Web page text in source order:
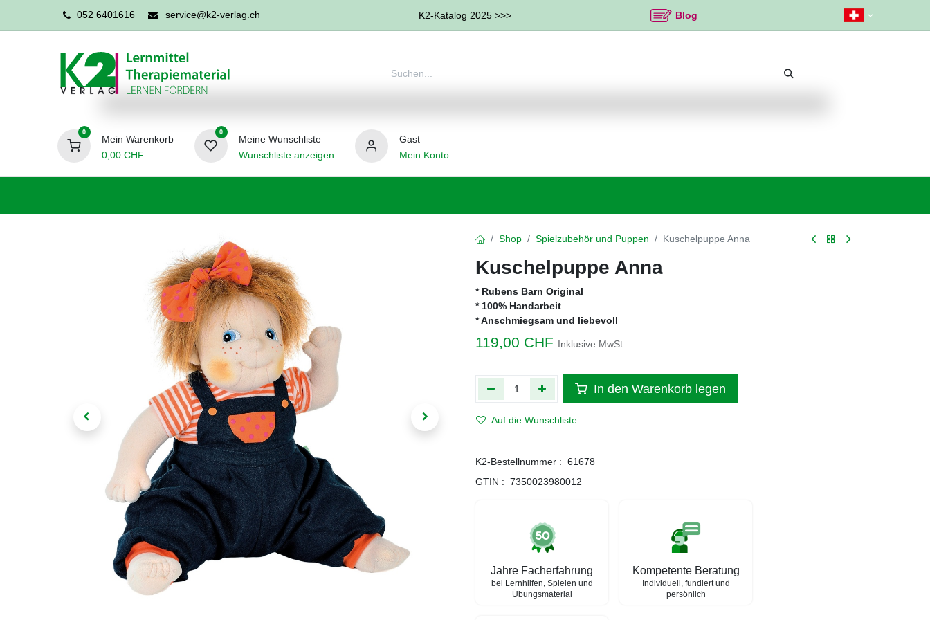
052 6401616 service@k2-verlag.ch K2-Katalog 2025 >>> Blog
0
Mein Warenkorb
0,00CHF
0
Meine Wunschliste
Wunschliste anzeigen
Gast
Mein Konto
Shop Spielzubehör und Puppen Kuschelpuppe Anna
Kuschelpuppe Anna
* Rubens Barn Original
* 100% Handarbeit
* Anschmiegsam und liebevoll
119,00 CHF Inklusive MwSt.
In den Warenkorb legen
Auf die Wunschliste
K2-Bestellnummer : 61678
GTIN : 7350023980012
Jahre Facherfahrung
bei Lernhilfen, Spielen und
Übungsmaterial
Kompetente Beratung
Individuell, fundiert und
persönlich